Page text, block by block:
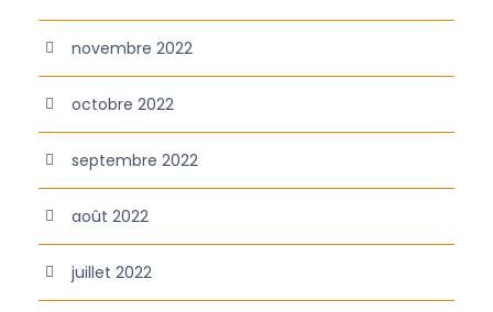
novembre 2022
octobre 2022
septembre 2022
août 2022
juillet 2022